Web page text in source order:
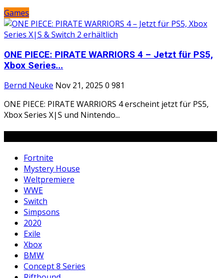
Games
ONE PIECE: PIRATE WARRIORS 4 – Jetzt für PS5,
Xbox Series...
Bernd Neuke Nov 21, 2025 0 981
ONE PIECE: PIRATE WARRIORS 4 erscheint jetzt für PS5,
Xbox Series X|S und Nintendo...
Fortnite
Mystery House
Weltpremiere
WWE
Switch
Simpsons
2020
Exile
Xbox
BMW
Concept 8 Series